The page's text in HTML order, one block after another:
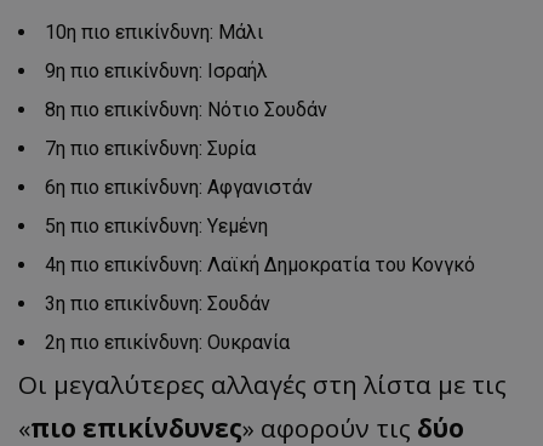
10η πιο επικίνδυνη: Μάλι
9η πιο επικίνδυνη: Ισραήλ
8η πιο επικίνδυνη: Νότιο Σουδάν
7η πιο επικίνδυνη: Συρία
6η πιο επικίνδυνη: Αφγανιστάν
5η πιο επικίνδυνη: Υεμένη
4η πιο επικίνδυνη: Λαϊκή Δημοκρατία του Κονγκό
3η πιο επικίνδυνη: Σουδάν
2η πιο επικίνδυνη: Ουκρανία
Οι μεγαλύτερες αλλαγές στη λίστα με τις
«πιο επικίνδυνες» αφορούν τις δύο